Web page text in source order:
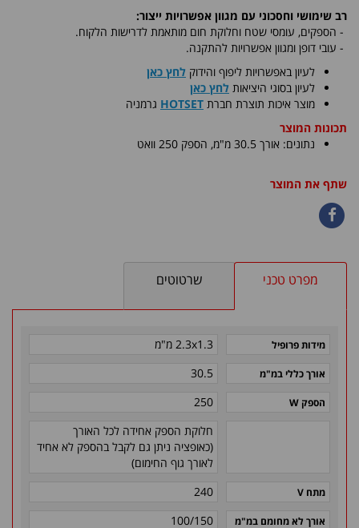
רב שימושי וחסכוני עם מגוון אפשרויות ייצור:
- הספקים, עומסי שטח וחלוקת חום מותאמת לדרישות הלקוח.
- עובי דופן ומגוון אפשרויות להתקנה.
לעיון באפשרויות ליפוף והידוק לחץ כאן
לעיון בסוגי היציאות לחץ כאן
​מוצר איכות תוצרת חברת HOTSET גרמניה
תכונות המוצר
נתונים: אורך 30.5 מ"מ, הספק 250 וואט
שתף את המוצר
מפרט טכני שרטוטים
מידות פרופיל 2.3x1.3 מ"מ
אורך כללי במ"מ 30.5
הספק W
250
חלוקת הספק אחידה לכל האורך
(כאופציה ניתן גם לקבל בהספק לא אחיד
לאורך גוף החימום)
מתח V 240
אורך לא מחומם במ"מ 100/150